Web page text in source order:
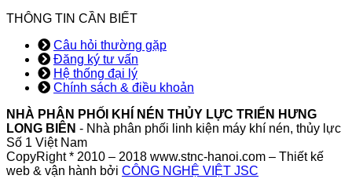
THÔNG TIN CẦN BIẾT
Câu hỏi thường gặp
Đăng ký tư vấn
Hệ thống đại lý
Chính sách & điều khoản
NHÀ PHÂN PHỐI KHÍ NÉN THỦY LỰC TRIỂN HƯNG
LONG BIÊN - Nhà phân phối linh kiện máy khí nén, thủy lực
Số 1 Việt Nam
CopyRight * 2010 – 2018 www.stnc-hanoi.com – Thiết kế
web & vận hành bởi CÔNG NGHỆ VIỆT JSC